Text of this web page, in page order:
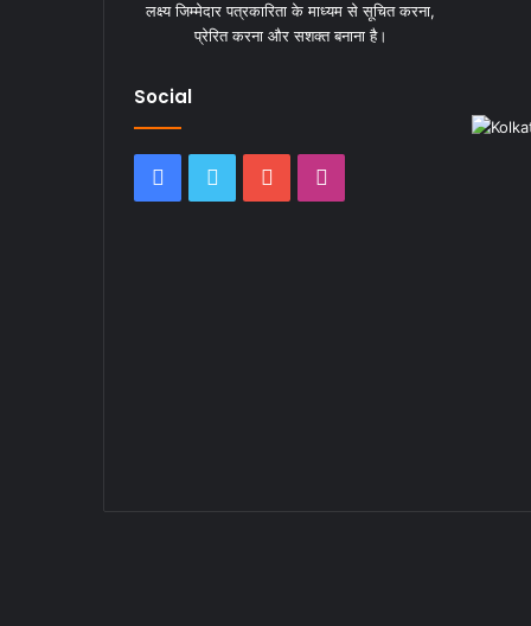
लक्ष्य जिम्मेदार पत्रकारिता के माध्यम से सूचित करना,
प्रेरित करना और सशक्त बनाना है।
Social
Facebook
Twitter YouTube